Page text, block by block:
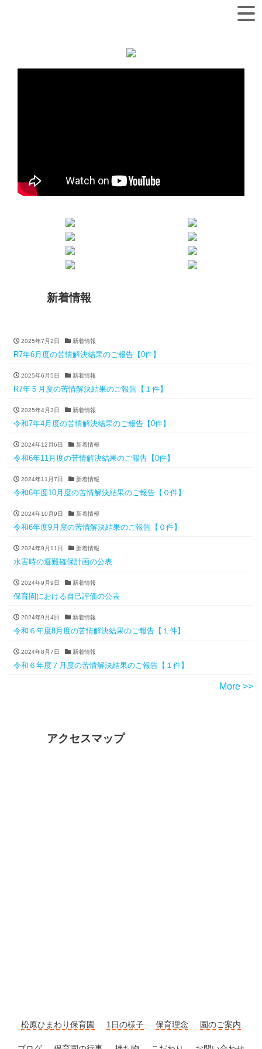
新着情報
2025年7月2日 新着情報
R7年6月度の苦情解決結果のご報告【0件】
2025年6月5日 新着情報
R7年５月度の苦情解決結果のご報告【１件】
2025年4月3日 新着情報
令和7年4月度の苦情解決結果のご報告【0件】
2024年12月6日 新着情報
令和6年11月度の苦情解決結果のご報告【0件】
2024年11月7日 新着情報
令和6年度10月度の苦情解決結果のご報告【０件】
2024年10月9日 新着情報
令和6年度9月度の苦情解決結果のご報告【０件】
2024年9月11日 新着情報
水害時の避難確保計画の公表
2024年9月9日 新着情報
保育園における自己評価の公表
2024年9月4日 新着情報
令和６年度8月度の苦情解決結果のご報告【１件】
2024年8月7日 新着情報
令和６年度７月度の苦情解決結果のご報告【１件】
More >>
アクセスマップ
松原ひまわり保育園 1日の様子 保育理念 園のご案内